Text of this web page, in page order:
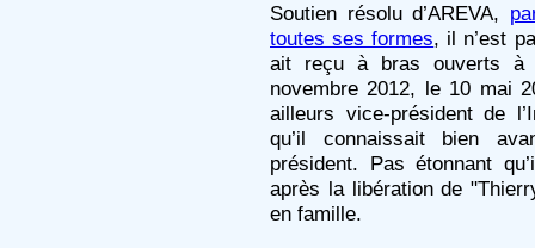
Soutien résolu d’AREVA,
toutes ses formes, il n’est
ait reçu à bras ouverts à
novembre 2012, le 10 mai
ailleurs vice-président de
qu’il connaissait bien
président. Pas étonnant
après la libération de
en famille.